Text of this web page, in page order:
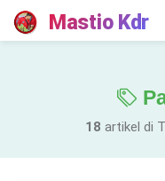
Mastio Kdr
18 artikel di